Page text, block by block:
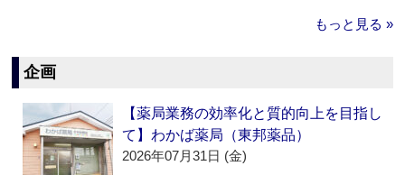
もっと見る »
企画
【薬局業務の効率化と質的向上を目指し
て】わかば薬局（東邦薬品）
2026年07月31日 (金)